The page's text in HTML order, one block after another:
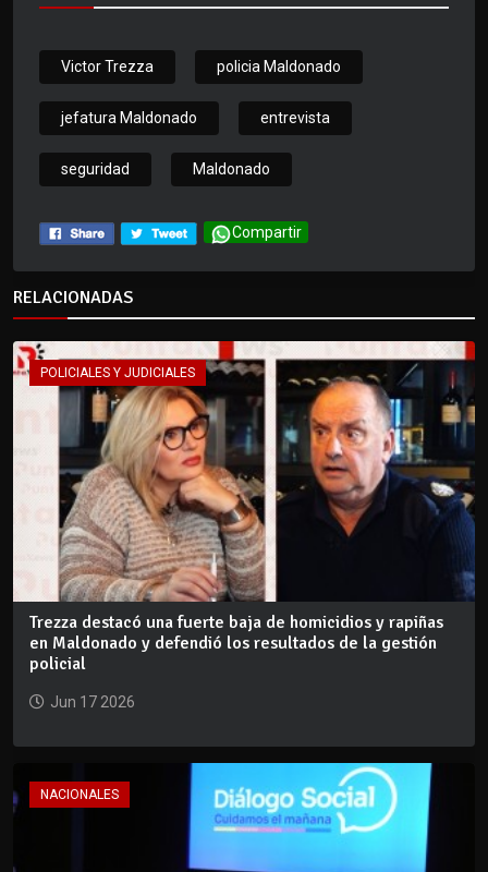
Victor Trezza policia Maldonado
jefatura Maldonado entrevista
seguridad Maldonado
Compartir
RELACIONADAS
POLICIALES Y JUDICIALES
Trezza destacó una fuerte baja de homicidios y rapiñas
en Maldonado y defendió los resultados de la gestión
policial
Jun 17 2026
NACIONALES